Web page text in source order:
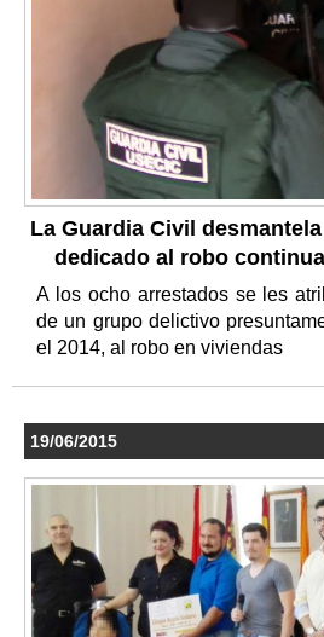
La Guardia Civil
dedicado al robo
A los ocho arrestados se les
de un grupo delictivo
el 2014, al robo en viviendas
19/06/2015